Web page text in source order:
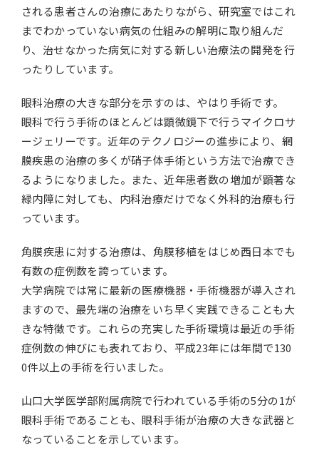
される患者さんの治療にあたりながら、研究室ではこれ
までわかっていない病気の仕組みの解明に取り組んだ
り、治せなかった病気に対する新しい治療法の開発を行
ったりしています。
眼科治療の大きな部分を示すのは、やはり手術です。
眼科で行う手術のほとんどは顕微鏡下で行うマイクロサ
ージェリーです。近年のテクノロジーの進歩により、網
膜疾患の治療の多くが硝子体手術という方法で治療でき
るようになりました。また、近年患者数の増加が顕著な
緑内障に対しても、内科治療だけでなく外科的治療も行
っています。
角膜疾患に対する治療は、角膜移植をはじめ西日本でも
有数の症例数を誇っています。
大学病院では常に最新の医療機器・手術機器が導入され
ますので、最先端の治療をいち早く実践できることも大
きな特徴です。これらの充実した手術環境は最近の手術
症例数の伸びにも表れており、平成23年には年間で130
0件以上の手術を行いました。
山口大学医学部附属病院で行われている手術の5分の1が
眼科手術であることも、眼科手術が治療の大きな武器と
なっていることを示しています。